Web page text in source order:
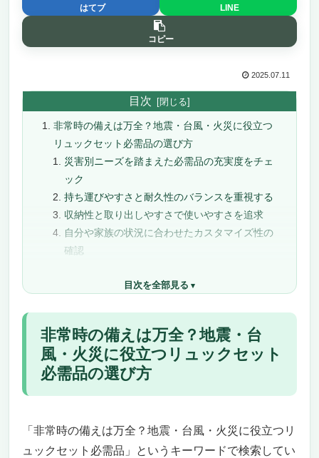
はてブ LINE
コピー
2025.07.11
目次
非常時の備えは万全？地震・台風・火災に役立つ
リュックセット必需品の選び方
災害別ニーズを踏まえた必需品の充実度をチェ
ック
持ち運びやすさと耐久性のバランスを重視する
収納性と取り出しやすさで使いやすさを追求
自分や家族の状況に合わせたカスタマイズ性の
確認
リュックセット必需品おすすめ17選
ト」
充実の67点セットで地震・台風・火災など非
常時の備えはこれ一つで完璧！
快適な避難生活を実現！寝具・照明・衛生用
こんなニーズにピッタリ！＆逆におすすめで
きないポイント
目次を全部見る
非常時の備えは万全？地震・台
風・火災に役立つリュックセット
必需品の選び方
「非常時の備えは万全？地震・台風・火災に役立つリ
ュックセット必需品」というキーワードで検索してい